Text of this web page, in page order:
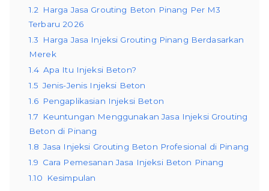
1.2 Harga Jasa Grouting Beton Pinang Per M3
Terbaru 2026
1.3
Harga Jasa Injeksi Grouting Pinang Berdasarkan
Merek
1.4 Apa Itu Injeksi Beton?
1.5 Jenis-Jenis Injeksi Beton
1.6 Pengaplikasian Injeksi Beton
1.7
Keuntungan Menggunakan Jasa Injeksi Grouting
Beton di Pinang
1.8 Jasa Injeksi Grouting Beton Profesional di Pinang
1.9 Cara Pemesanan Jasa Injeksi Beton Pinang
1.10
Kesimpulan